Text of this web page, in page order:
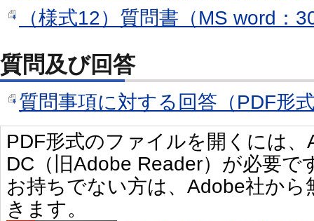
（様式12）質問書（MS word：
質問及び回答
質問事項に対する回答（PDF形
PDF形式のファイルを開くには
DC（旧Adobe Reader）が必要で
お持ちでない方は、Adobe社か
きます。